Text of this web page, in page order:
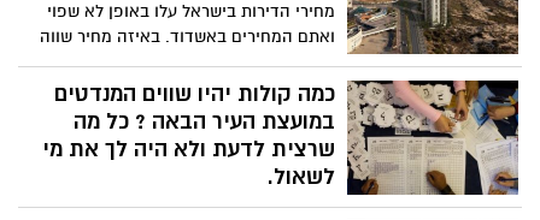
ואפילו נכנסו למקלחת טיהור. לוחמי האש גם
נתנו לילדים למשוך רכב ע"י חבלים באמצעות
גלגלות, אשר מורידות את משקל הרכב
ומסייעות במשיכה. לסיום נהנו הילדים
מבריכת קצף ענקית אשר הופעלה ברחבת
הכיבוי
מחירי הדירות בישראל עלו באופן לא שפוי
ואתם המחירים באשדוד. באיזה מחיר שווה
ונכון לקנות היום דירה באשדוד? כמה עולות
הדירות בכל רבע ורבע בעיר? והאם המחירים
יחזרו לשפויות?
כמה קולות יהיו שווים המנדטים
במועצת העיר הבאה ? כל מה
שרצית לדעת ולא היה לך את מי
לשאול.
הבחירות למועצת העיר אשדוד בפתח - כמה